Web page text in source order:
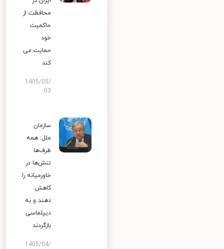
محافظت از
حاکمیت
خود
حمایت می
کند
1405/05/
03
سازمان
ملل: همه
طرف‌ها
تنش‌ها در
خاورمیانه را
کاهش
دهند و به
دیپلماسی
بازگردند
1405/04/